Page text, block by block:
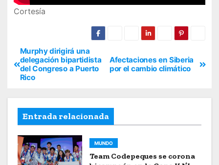
Cortesía
Afectaciones en Siberia
por el cambio climático
Murphy dirigirá una
delegación bipartidista
del Congreso a Puerto
Rico
Entrada relacionada
MUNDO
Team Codepeques se corona